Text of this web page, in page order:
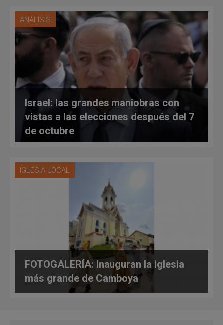
ANÁLISIS
Israel: las grandes maniobras con
vistas a las elecciones después del 7
de octubre
IGLESIA LOCAL
FOTOGALERÍA: Inauguran la iglesia
más grande de Camboya